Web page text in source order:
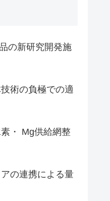
の新研究開発施
術の負極での適
・ Mg供給網整
の連携による量